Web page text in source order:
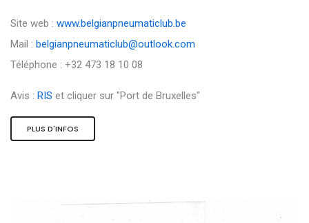
Site web : www.belgianpneumaticlub.be
Mail : belgianpneumaticlub@outlook.com
Téléphone : +32 473 18 10 08
Avis : RIS et cliquer sur "Port de Bruxelles"
PLUS D'INFOS